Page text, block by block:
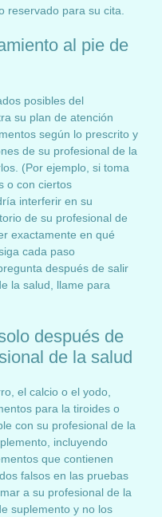
reservado para su cita.
al pie de
posibles del
su plan de atención
según lo prescrito y
de su profesional de la
(Por ejemplo, si toma
o con ciertos
interferir en su
de su profesional de
exactamente en qué
cada paso
después de salir
la salud, llame para
después de
de la salud
el calcio o el yodo,
para la tiroides o
con su profesional de la
incluyendo
que contienen
falsos en las pruebas
a su profesional de la
suplemento y no los